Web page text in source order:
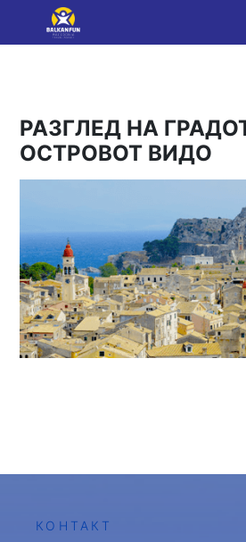
РАЗГЛЕД НА
ОСТРОВОТ ВИДО
КОНТАКТ